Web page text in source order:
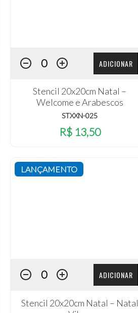
ADICIONAR
Stencil 20x20cm Natal –
Welcome e Arabescos
STXXN-025
R$ 13,50
LANÇAMENTO
ADICIONAR
Stencil 20x20cm Natal – Natal